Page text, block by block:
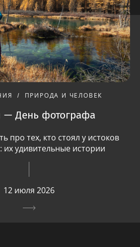
ПРИРОДА И ЧЕЛОВЕК
— День фотографа
про тех, кто стоял у истоков
их удивительные истории
12 июля 2026